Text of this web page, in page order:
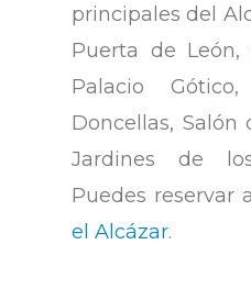
principales del
Puerta de León,
Palacio
Doncellas, Salón
Jardines de
Puedes reservar
el Alcázar.